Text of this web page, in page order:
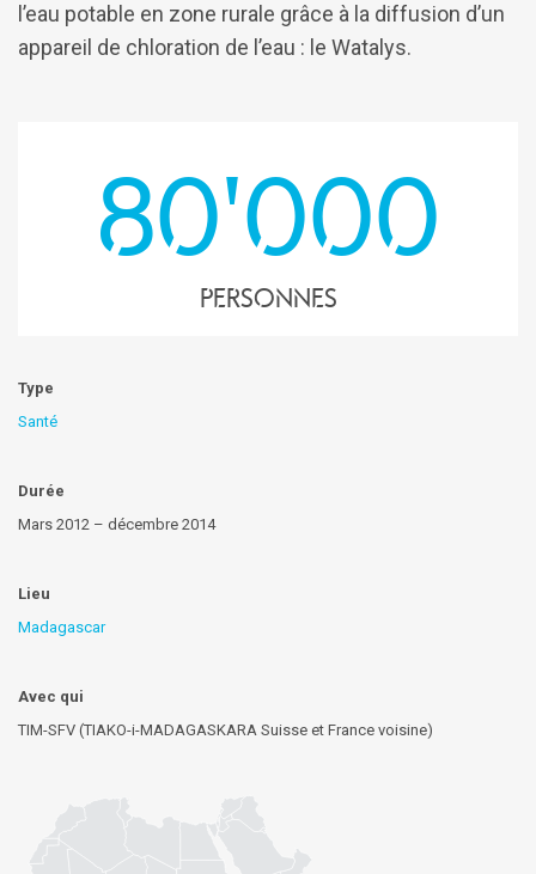
l’eau potable en zone rurale grâce à la diffusion d’un
appareil de chloration de l’eau : le Watalys.
80'000
personnes
Type
Santé
Durée
Mars 2012 – décembre 2014
Lieu
Madagascar
Avec qui
TIM-SFV (TIAKO-i-MADAGASKARA Suisse et France voisine)